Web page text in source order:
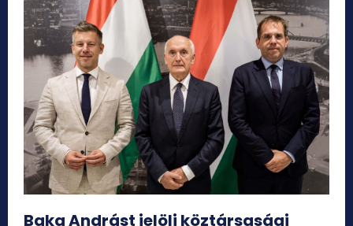
Baka Andrást jelöli köztársasági